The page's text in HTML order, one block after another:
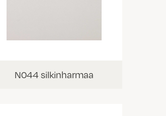
N044 silkinharmaa